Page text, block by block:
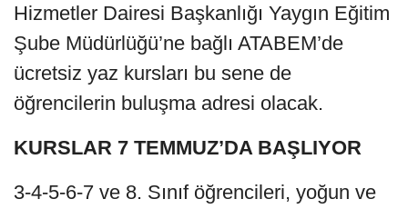
Hizmetler Dairesi Başkanlığı Yaygın Eğitim
Şube Müdürlüğü’ne bağlı ATABEM’de
ücretsiz yaz kursları bu sene de
öğrencilerin buluşma adresi olacak.
KURSLAR 7 TEMMUZ’DA BAŞLIYOR
3-4-5-6-7 ve 8. Sınıf öğrencileri, yoğun ve